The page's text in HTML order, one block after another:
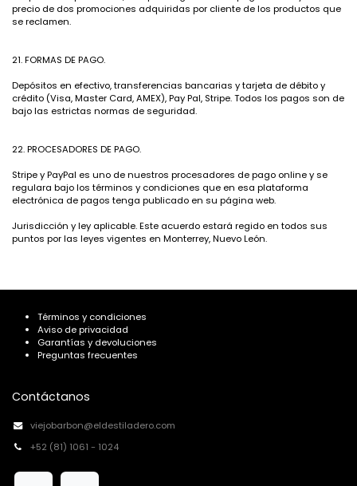
precio de dos promociones adquiridas por cliente de los productos que
se reclamen.
21. FORMAS DE PAGO.
Depósitos en efectivo, transferencias bancarias y tarjeta de débito y
crédito (Visa, Master Card, AMEX), Pay Pal, Stripe. Todos los pagos son de
bajo las estrictas normas de seguridad.
22. PROCESADORES DE PAGO.
Stripe y PayPal es uno de nuestros procesadores de pago online y se
regulara bajo los términos y condiciones que en esa plataforma
electrónica de pagos tenga publicado en su página web.
Jurisdicción y ley aplicable. Este acuerdo estará regido en todos sus
puntos por las leyes vigentes en Monterrey, Nuevo León.
Términos y condiciones
Aviso de privacidad
Garantías y devoluciones
Preguntas frecuentes
Contáctanos
viejobarbon@eldestiladero.com
+52 (81) 1061 - 1024